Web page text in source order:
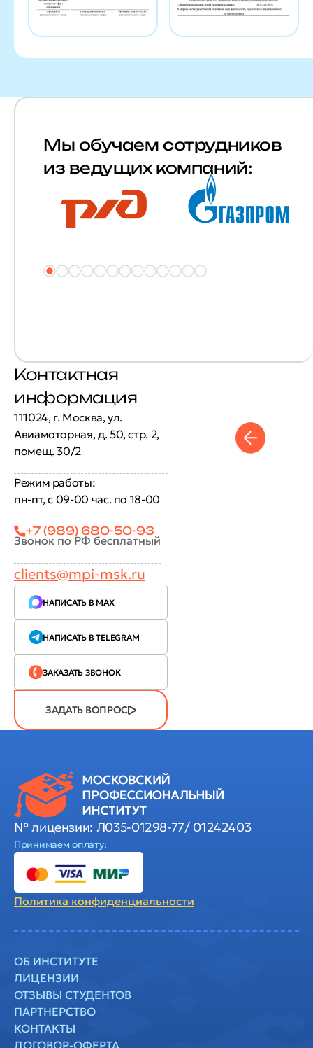
Мы обучаем сотрудников
из ведущих компаний:
Контактная
информация
111024, г. Москва, ул.
Авиамоторная, д. 50, стр. 2,
помещ. 30/2
Режим работы:
пн-пт, с 09-00 час. по 18-00
+7 (989) 680-50-93
Звонок по РФ бесплатный
clients@mpi-msk.ru
НАПИСАТЬ В MAX
НАПИСАТЬ В TELEGRAM
ЗАКАЗАТЬ ЗВОНОК
ЗАДАТЬ ВОПРОС
№ лицензии: Л035-01298-77/ 01242403
Принимаем оплату:
Политика конфиденциальности
ОБ ИНСТИТУТЕ
ЛИЦЕНЗИИ
ОТЗЫВЫ СТУДЕНТОВ
ПАРТНЕРСТВО
КОНТАКТЫ